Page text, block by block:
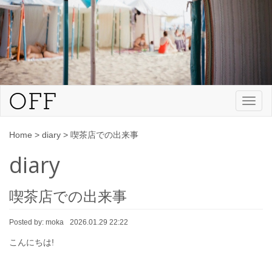
Home > diary > 喫茶店での出来事
diary
喫茶店での出来事
Posted by: moka 2026.01.29 22:22
こんにちは!